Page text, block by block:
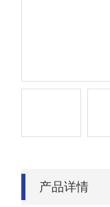
产品详情